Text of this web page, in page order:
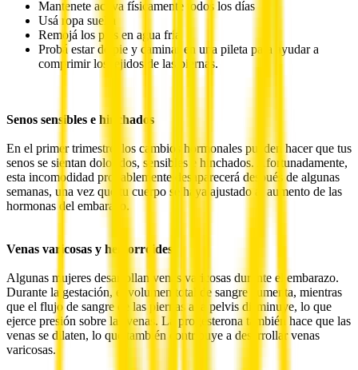
Mantenete activa físicamente todos los días
Usá ropa suelta
Remojá los pies en agua fría
Probá estar de pie y caminar en una pileta para ayudar a
comprimir los tejidos de las piernas.
Senos sensibles e hinchados
En el primer trimestre, los cambios hormonales pueden hacer que tus
senos se sientan doloridos, sensibles e hinchados. Afortunadamente,
esta incomodidad probablemente desaparecerá después de algunas
semanas, una vez que tu cuerpo se haya ajustado al aumento de las
hormonas del embarazo.
Venas varicosas y hemorroides
Algunas mujeres desarrollan venas varicosas durante el embarazo.
Durante la gestación, el volumen total de sangre aumenta, mientras
que el flujo de sangre de las piernas a la pelvis disminuye, lo que
ejerce presión sobre las venas. La progesterona también hace que las
venas se dilaten, lo que también contribuye a desarrollar venas
varicosas.